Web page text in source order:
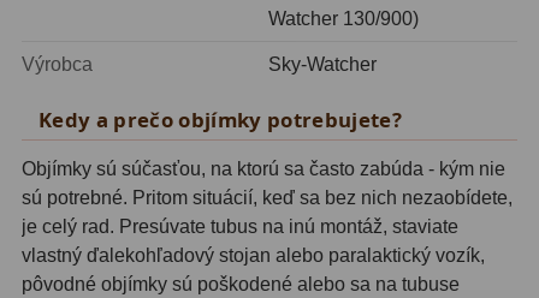
Diagonálne zrkadielka
Diagonálne hranoly7
Amici hranoly 45°11
Amici hranoly 90°7
Astrofotografia306
Watcher 130/900)
Výrobca Sky-Watcher
Kedy a prečo objímky potrebujete?
Objímky sú súčasťou, na ktorú sa často zabúda - kým nie
sú potrebné. Pritom situácií, keď sa bez nich nezaobídete,
je celý rad. Presúvate tubus na inú montáž, staviate
vlastný ďalekohľadový stojan alebo paralaktický vozík,
pôvodné objímky sú poškodené alebo sa na tubuse